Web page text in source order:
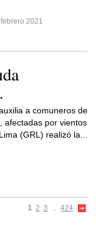
2021
a comuneros de
afectadas por vientos
(GRL) realizó la...
1 2 3 ... 424